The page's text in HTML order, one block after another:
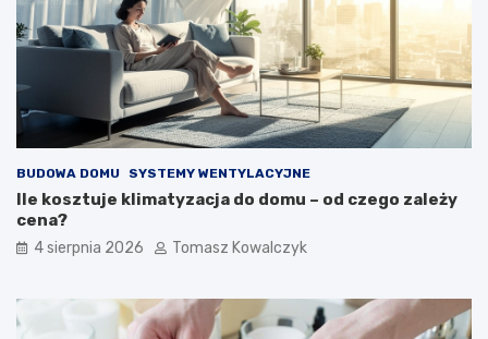
BUDOWA DOMU SYSTEMY WENTYLACYJNE
Ile kosztuje klimatyzacja do domu – od czego zależy
cena?
4 sierpnia 2026 Tomasz Kowalczyk